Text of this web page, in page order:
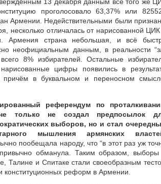
проголосовало 63,37% или
Армении. Недействительными были
несколько отличалась от нарисованной
Армения страна небольшая, и всё
неофициальным данным, в реальности
8% избирателей. Остальные
цифры появились в
причём в буквальном и переносном
референдум по
не только не создал предпосылок
выборов, но и стал
мышления армянских
пообещала народу, что “в этот раз уж
обманула. Таким образом,
Талине и Спитаке стали своеобразным
конституционных реформ в Армении.